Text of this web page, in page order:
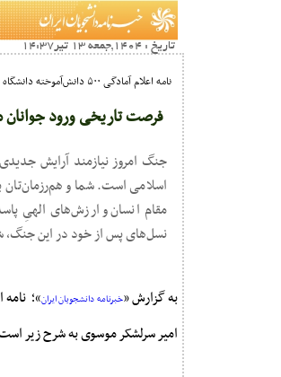
تاریخ : 1404,جمعه 13 تير14:37
نامه اعلام آمادگی ۵۰۰ دانش‌آموخته دانشگاه امیرکبیر برای خدمت به نیروهای مسلح در نامه به امیر سرلشکر موسوی؛
فرصت تاریخی ورود
جنگ امروز نیازمند آرایش
اسلامی است. شما و هم‌رزمان‌تان
مقام انسان و ارزش‌های الهیِ
نسل‌های پس از خود در این جنگ،
به گزارش «خبرنامه دانشجویان ایران
امیر سرلشکر موسوی به شرح زیر